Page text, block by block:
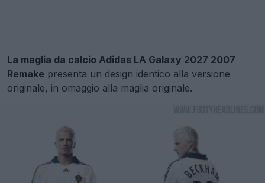
La maglia da calcio Adidas LA Galaxy 2027 2007
Remake presenta un design identico alla versione
originale, in omaggio alla maglia originale.